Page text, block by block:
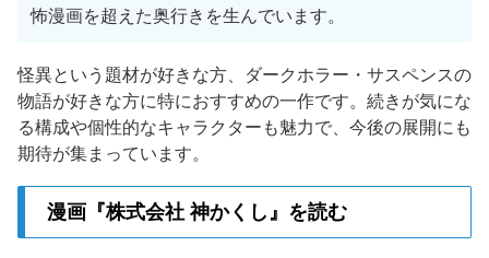
怖漫画を超えた奥行きを生んでいます。
怪異という題材が好きな方、ダークホラー・サスペンスの
物語が好きな方に特におすすめの一作です。続きが気にな
る構成や個性的なキャラクターも魅力で、今後の展開にも
期待が集まっています。
漫画『株式会社 神かくし』を読む